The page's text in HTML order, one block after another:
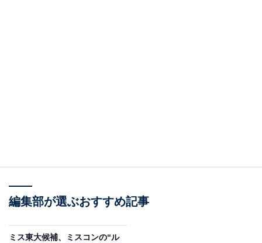
編集部が選ぶおすすめ記事
ミス東大候補、ミスコンの“ル